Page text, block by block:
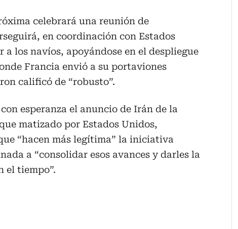
celebrará una reunión de
en coordinación con Estados
los navíos, apoyándose en el despliegue
Francia envió a su portaviones
calificó de “robusto”.
esperanza el anuncio de Irán de la
matizado por Estados Unidos,
“hacen más legítima” la iniciativa
a “consolidar esos avances y darles la
el tiempo”.